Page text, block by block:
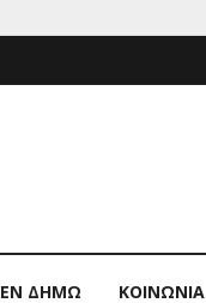
ΕΝ ΔΗΜΩ ΚΟΙΝΩΝΙΑ